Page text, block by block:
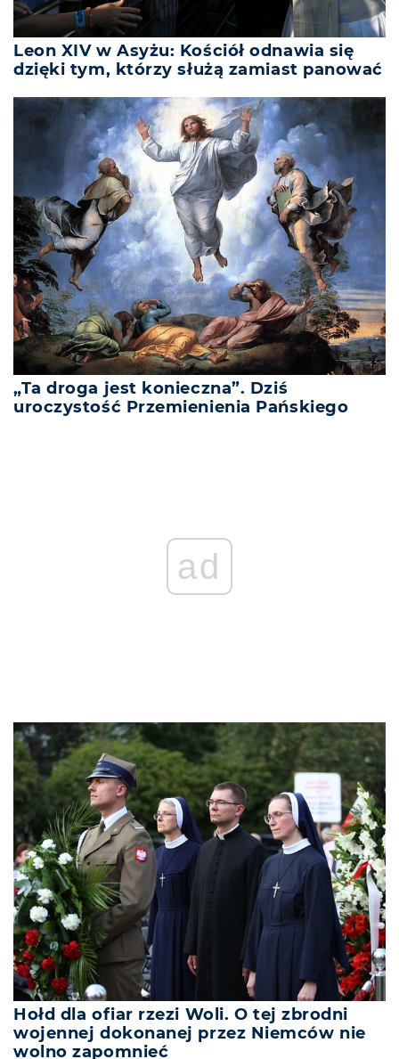
Leon XIV w Asyżu: Kościół odnawia się
dzięki tym, którzy służą zamiast panować
„Ta droga jest konieczna”. Dziś
uroczystość Przemienienia Pańskiego
ad
Hołd dla ofiar rzezi Woli. O tej zbrodni
wojennej dokonanej przez Niemców nie
wolno zapomnieć